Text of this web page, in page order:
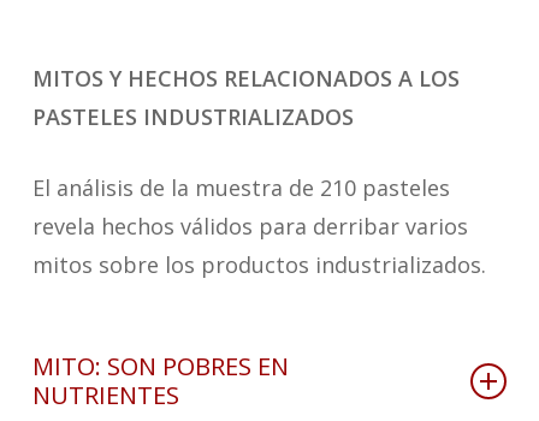
MITOS Y HECHOS RELACIONADOS A LOS
PASTELES INDUSTRIALIZADOS
El análisis de la muestra de 210 pasteles
revela hechos válidos para derribar varios
mitos sobre los productos industrializados.
MITO: SON POBRES EN
NUTRIENTES